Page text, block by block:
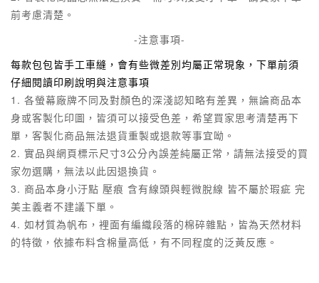
前考慮清楚。
-注意事項-
每款包包皆手工車縫，會有些微差別均屬正常現象，下單前須
仔細閱讀印刷說明與注意事項
1. 各螢幕廠牌不同及對顏色的深淺認知略有差異，無論商品本
身或客製化印圖，皆須可以接受色差， 希望買家思考清楚再下
單，客製化商品無法退貨重製或退款等事宜呦。
2. 實品與網頁標示尺寸3公分內誤差純屬正常，請無法接受的買
家勿選購，無法以此因退換貨。
3. 商品本身小汙點 壓痕 含有線頭與輕微脫線 皆不屬於瑕疵 完
美主義者不建議下單。
4. 如材質為帆布，裡面有編織段落的棉碎雜點，皆為天然材料
的特徵，依據布料含棉量高低，有不同程度的泛黃反應。